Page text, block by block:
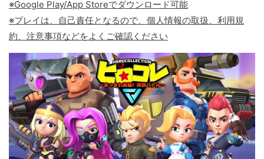
※Google Play/App Storeでダウンロード可能
※プレイは、自己責任となるので、個人情報の取扱、利用規
約、注意事項などをよくご確認ください